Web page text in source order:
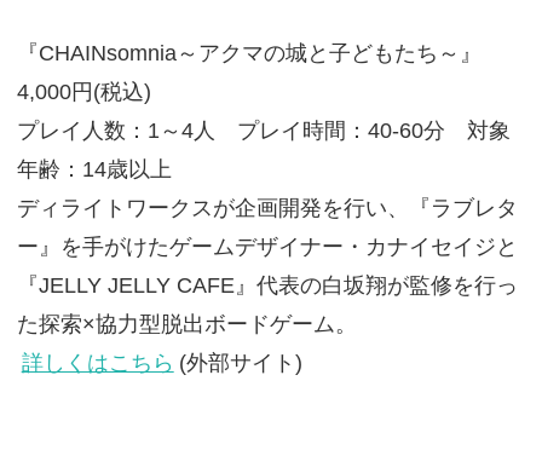
『CHAINsomnia～アクマの城と子どもたち～』
4,000円(税込)
プレイ人数：1～4人 プレイ時間：40-60分 対象
年齢：14歳以上
ディライトワークスが企画開発を行い、『ラブレタ
ー』を手がけたゲームデザイナー・カナイセイジと
『JELLY JELLY CAFE』代表の白坂翔が監修を行っ
た探索×協力型脱出ボードゲーム。
詳しくはこちら (外部サイト)